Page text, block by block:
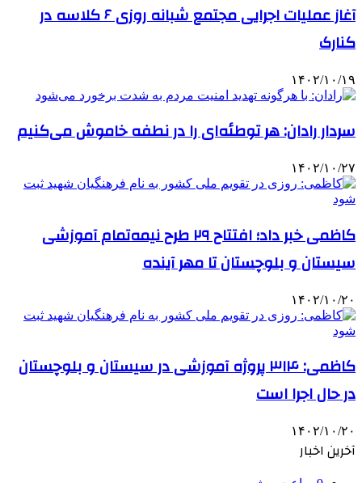
آغاز عملیات اجرایی مجتمع شبانه روزی ۶ کلاسه در
کنارک
۱۴۰۲/۱۰/۱۹
سردار رادان: هر توطئه‌ای را در نطفه خاموش می‌کنیم
۱۴۰۲/۱۰/۲۷
کاظمی خبر داد؛ افتتاح ۲۹ طرح نیمه‌تمام آموزشی
سیستان و بلوچستان تا مهر آینده
۱۴۰۲/۱۰/۲۰
کاظمی: ۳۱۴ پروژه آموزشی در سیستان و بلوچستان
در حال اجرا است
۱۴۰۲/۱۰/۲۰
آخرین اخبار